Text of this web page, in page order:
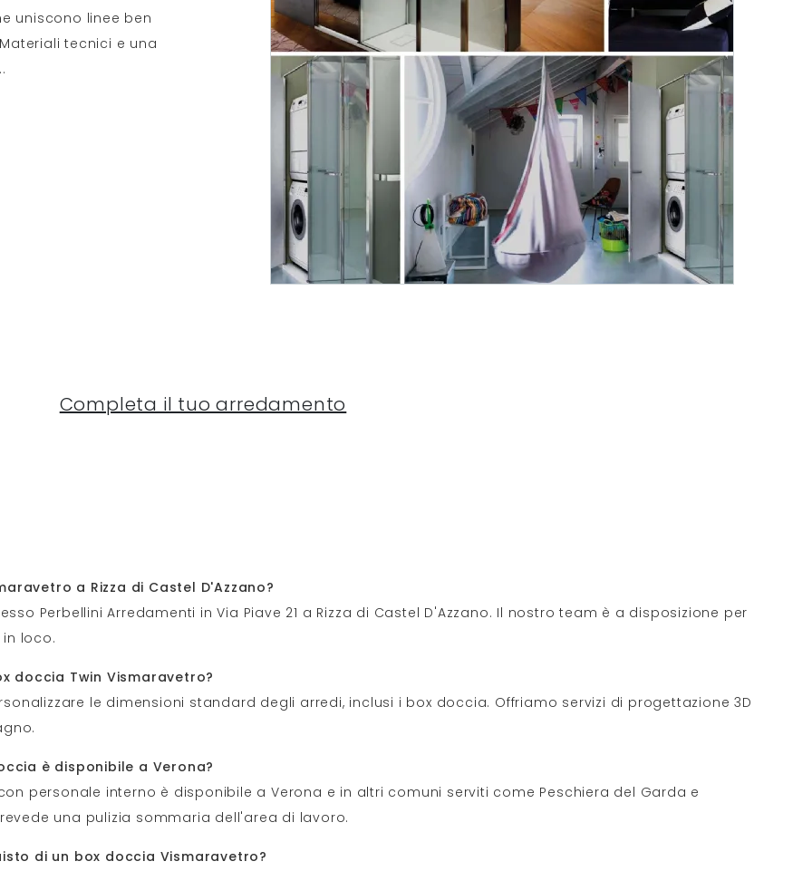
uniscono linee ben
tecnici e una
Completa il tuo arredamento
a Rizza di Castel D'Azzano?
Perbellini Arredamenti in Via Piave 21 a Rizza di Castel D'Azzano. Il nostro team è a disposizione per
loco.
doccia Twin Vismaravetro?
le dimensioni standard degli arredi, inclusi i box doccia. Offriamo servizi di progettazione 3D
è disponibile a Verona?
personale interno è disponibile a Verona e in altri comuni serviti come Peschiera del Garda e
una pulizia sommaria dell'area di lavoro.
di un box doccia Vismaravetro?